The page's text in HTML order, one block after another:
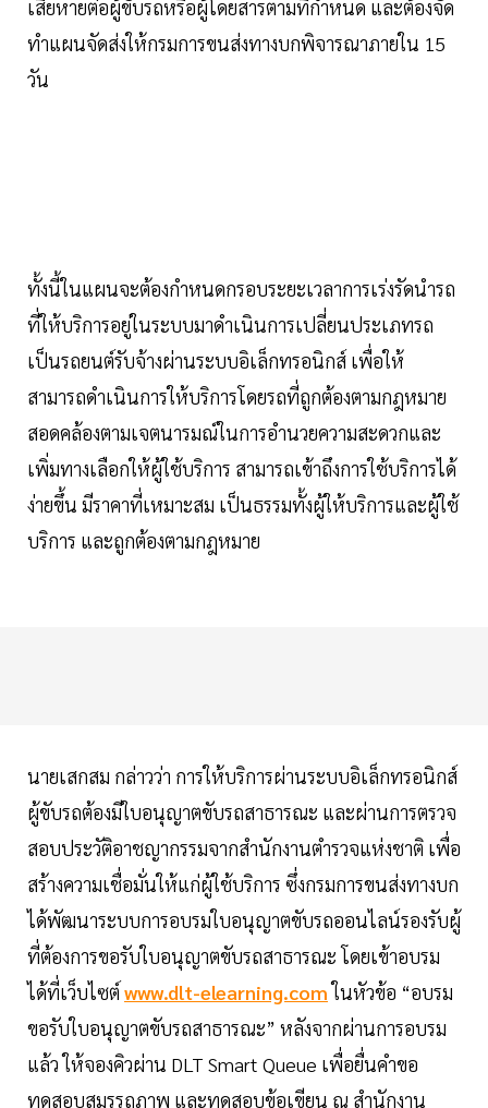
เสียหายต่อผู้ขับรถหรือผู้โดยสารตามที่กำหนด และต้องจัด
ทำแผนจัดส่งให้กรมการขนส่งทางบกพิจารณาภายใน 15
วัน
ทั้งนี้ในแผนจะต้องกำหนดกรอบระยะเวลาการเร่งรัดนำรถ
ที่ให้บริการอยู่ในระบบมาดำเนินการเปลี่ยนประเภทรถ
เป็นรถยนต์รับจ้างผ่านระบบอิเล็กทรอนิกส์ เพื่อให้
สามารถดำเนินการให้บริการโดยรถที่ถูกต้องตามกฎหมาย
สอดคล้องตามเจตนารมณ์ในการอำนวยความสะดวกและ
เพิ่มทางเลือกให้ผู้ใช้บริการ สามารถเข้าถึงการใช้บริการได้
ง่ายขึ้น มีราคาที่เหมาะสม เป็นธรรมทั้งผู้ให้บริการและผู้ใช้
บริการ และถูกต้องตามกฎหมาย
นายเสกสม กล่าวว่า การให้บริการผ่านระบบอิเล็กทรอนิกส์
ผู้ขับรถต้องมีใบอนุญาตขับรถสาธารณะ และผ่านการตรวจ
สอบประวัติอาชญากรรมจากสำนักงานตำรวจแห่งชาติ เพื่อ
สร้างความเชื่อมั่นให้แก่ผู้ใช้บริการ ซึ่งกรมการขนส่งทางบก
ได้พัฒนาระบบการอบรมใบอนุญาตขับรถออนไลน์รองรับผู้
ที่ต้องการขอรับใบอนุญาตขับรถสาธารณะ โดยเข้าอบรม
ได้ที่เว็บไซต์ www.dlt-elearning.comในหัวข้อ “อบรม
ขอรับใบอนุญาตขับรถสาธารณะ” หลังจากผ่านการอบรม
แล้ว ให้จองคิวผ่าน DLT Smart Queue เพื่อยื่นคำขอ
ทดสอบสมรรถภาพ และทดสอบข้อเขียน ณ สำนักงาน